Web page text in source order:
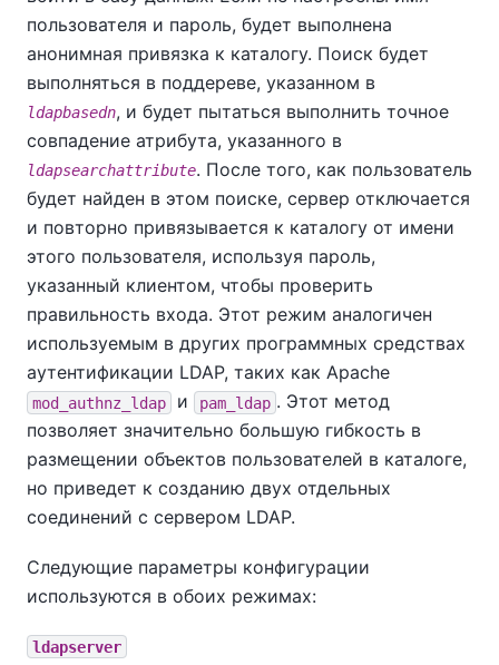
пользователя и пароль, будет выполнена
анонимная привязка к каталогу. Поиск будет
выполняться в поддереве, указанном в
ldapbasedn, и будет пытаться выполнить точное
совпадение атрибута, указанного в
ldapsearchattribute. После того, как пользователь
будет найден в этом поиске, сервер отключается
и повторно привязывается к каталогу от имени
этого пользователя, используя пароль,
указанный клиентом, чтобы проверить
правильность входа. Этот режим аналогичен
используемым в других программных средствах
аутентификации LDAP, таких как Apache
mod_authnz_ldap и pam_ldap . Этот метод
позволяет значительно большую гибкость в
размещении объектов пользователей в каталоге,
но приведет к созданию двух отдельных
соединений с сервером LDAP.
Следующие параметры конфигурации
используются в обоих режимах:
ldapserver